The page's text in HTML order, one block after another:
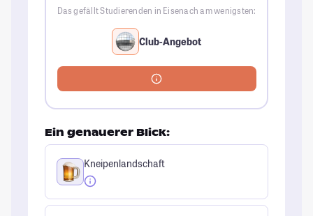
Das gefällt Studierenden in Eisenach am wenigsten:
Club-Angebot
Ein genauerer Blick:
Kneipenlandschaft